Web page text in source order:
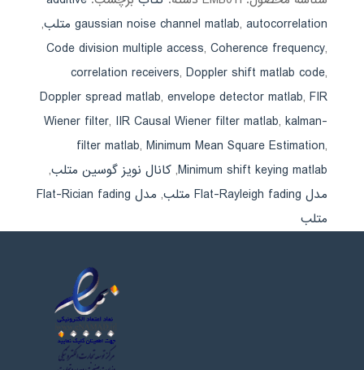
gaussian noise channel matlab,autocorrelation متلب
,
Code division multiple access,Coherence frequency,
correlation receivers,Doppler shift matlab code,
Doppler spread matlab,envelope detector matlab,FIR
Wiener filter, IIR Causal Wiener filter matlab,kalman-
filter matlab,Minimum Mean Square Estimation,
Minimum shift keying matlab
, کانال نویز گوسین متلب,
مدل Flat-Rayleigh fading متلب
,
مدل Flat-Rician fading
متلب